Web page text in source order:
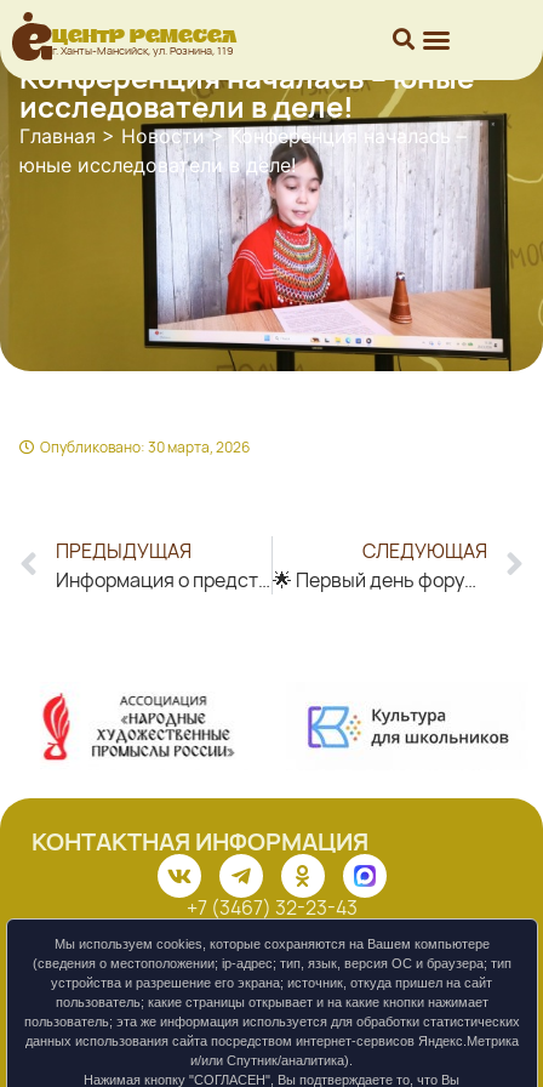
Центр ремесел
г. Ханты-Мансийск, ул. Рознина, 119
Конференция началась – юные
исследователи в деле!
Главная > Новости>Конференция началась –
юные исследователи в деле!
Опубликовано:30 марта, 2026
ПРЕДЫДУЩАЯ
Информация о предстоящих конкурсах и фестивалях
СЛЕДУЮЩАЯ
🌟 Первый день форума народного искусства — яркий старт! 🌟
КОНТАКТНАЯ ИНФОРМАЦИЯ
+7 (3467) 32-23-43
centr-remesel@mail.ru
628011, Ханты-Мансийский автономный округ –
Югра,
г. Ханты-Мансийск, ул. Рознина, 119
Смотреть на карте
Обращения граждан
Мы используем cookies, которые сохраняются на Вашем компьютере
(сведения о местоположении; ip-адрес; тип, язык, версия ОС и браузера; тип
устройства и разрешение его экрана; источник, откуда пришел на сайт
пользователь; какие страницы открывает и на какие кнопки нажимает
пользователь; эта же информация используется для обработки статистических
данных использования сайта посредством интернет-сервисов Яндекс.Метрика
и/или Спутник/аналитика).
Нажимая кнопку "СОГЛАСЕН", Вы подтверждаете то, что Вы